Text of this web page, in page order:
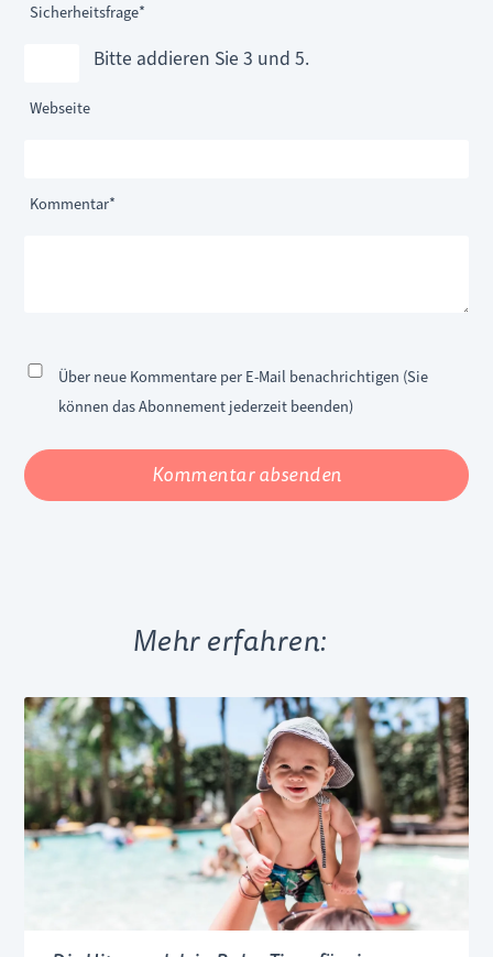
Webseite
Pflichtfeld
Sicherheitsfrage*
Bitte addieren Sie 3 und 5.
Pflichtfeld
Kommentar*
Über neue Kommentare per E-Mail benachrichtigen (Sie
können das Abonnement jederzeit beenden)
Kommentar absenden
Mehr erfahren: